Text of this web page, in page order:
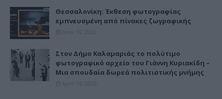
Θεσσαλονίκη: Έκθεση φωτογραφίας
εμπνευσμένη από πίνακες ζωγραφικής
Στον Δήμο Καλαμαριάς το πολύτιμο
φωτογραφικό αρχείο του Γιάννη Κυριακίδη –
Μια σπουδαία δωρεά πολιτιστικής μνήμης